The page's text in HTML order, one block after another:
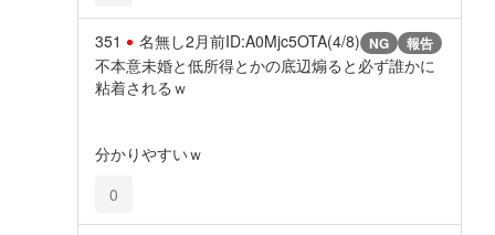
351 名無し2月前ID:A0Mjc5OTA(4/8) NG 報告
不本意未婚と低所得とかの底辺煽ると必ず誰かに
粘着されるｗ
分かりやすいｗ
0